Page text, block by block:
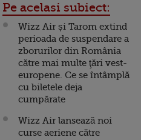
Pe acelasi subiect:
Wizz Air și Tarom extind
perioada de suspendare a
zborurilor din România
către mai multe ţări vest-
europene. Ce se întâmplă
cu biletele deja
cumpărate
Wizz Air lansează noi
curse aeriene către